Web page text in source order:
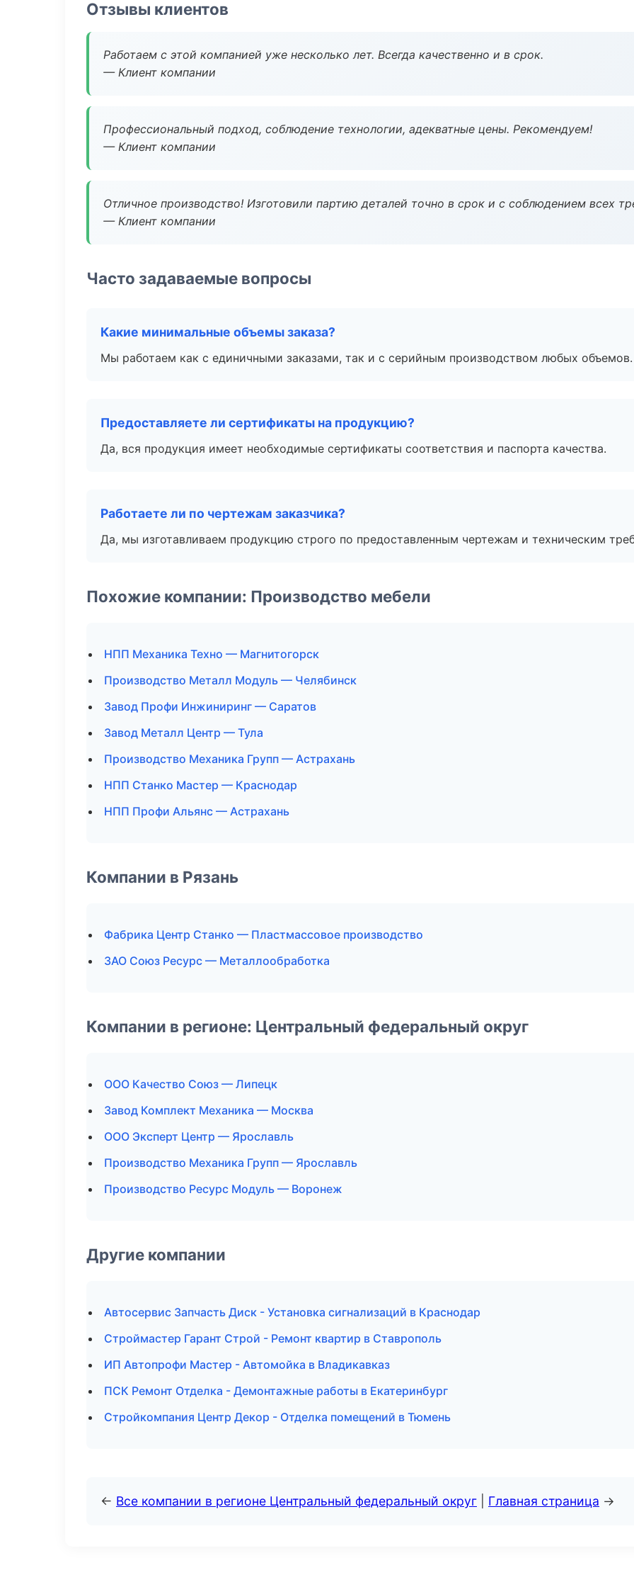
Отзывы клиентов
Работаем с этой компанией уже несколько лет. Всегда качественно и в срок.
— Клиент компании
Профессиональный подход, соблюдение технологии, адекватные цены. Рекомендуем!
— Клиент компании
Отличное производство! Изготовили партию деталей точно в срок и с соблюдением всех
— Клиент компании
Часто задаваемые вопросы
Какие минимальные объемы заказа?
Мы работаем как с единичными заказами, так и с серийным производством любых объемов.
Предоставляете ли сертификаты на продукцию?
Да, вся продукция имеет необходимые сертификаты соответствия и паспорта качества.
Работаете ли по чертежам заказчика?
Да, мы изготавливаем продукцию строго по предоставленным чертежам и техническим
Похожие компании: Производство мебели
НПП Механика Техно — Магнитогорск
Производство Металл Модуль — Челябинск
Завод Профи Инжиниринг — Саратов
Завод Металл Центр — Тула
Производство Механика Групп — Астрахань
НПП Станко Мастер — Краснодар
НПП Профи Альянс — Астрахань
Компании в Рязань
Фабрика Центр Станко — Пластмассовое производство
ЗАО Союз Ресурс — Металлообработка
Компании в регионе: Центральный федеральный округ
ООО Качество Союз — Липецк
Завод Комплект Механика — Москва
ООО Эксперт Центр — Ярославль
Производство Механика Групп — Ярославль
Производство Ресурс Модуль — Воронеж
Другие компании
Автосервис Запчасть Диск - Установка сигнализаций в Краснодар
Строймастер Гарант Строй - Ремонт квартир в Ставрополь
ИП Автопрофи Мастер - Автомойка в Владикавказ
ПСК Ремонт Отделка - Демонтажные работы в Екатеринбург
Стройкомпания Центр Декор - Отделка помещений в Тюмень
← Все компании в регионе Центральный федеральный округ Главная страница →